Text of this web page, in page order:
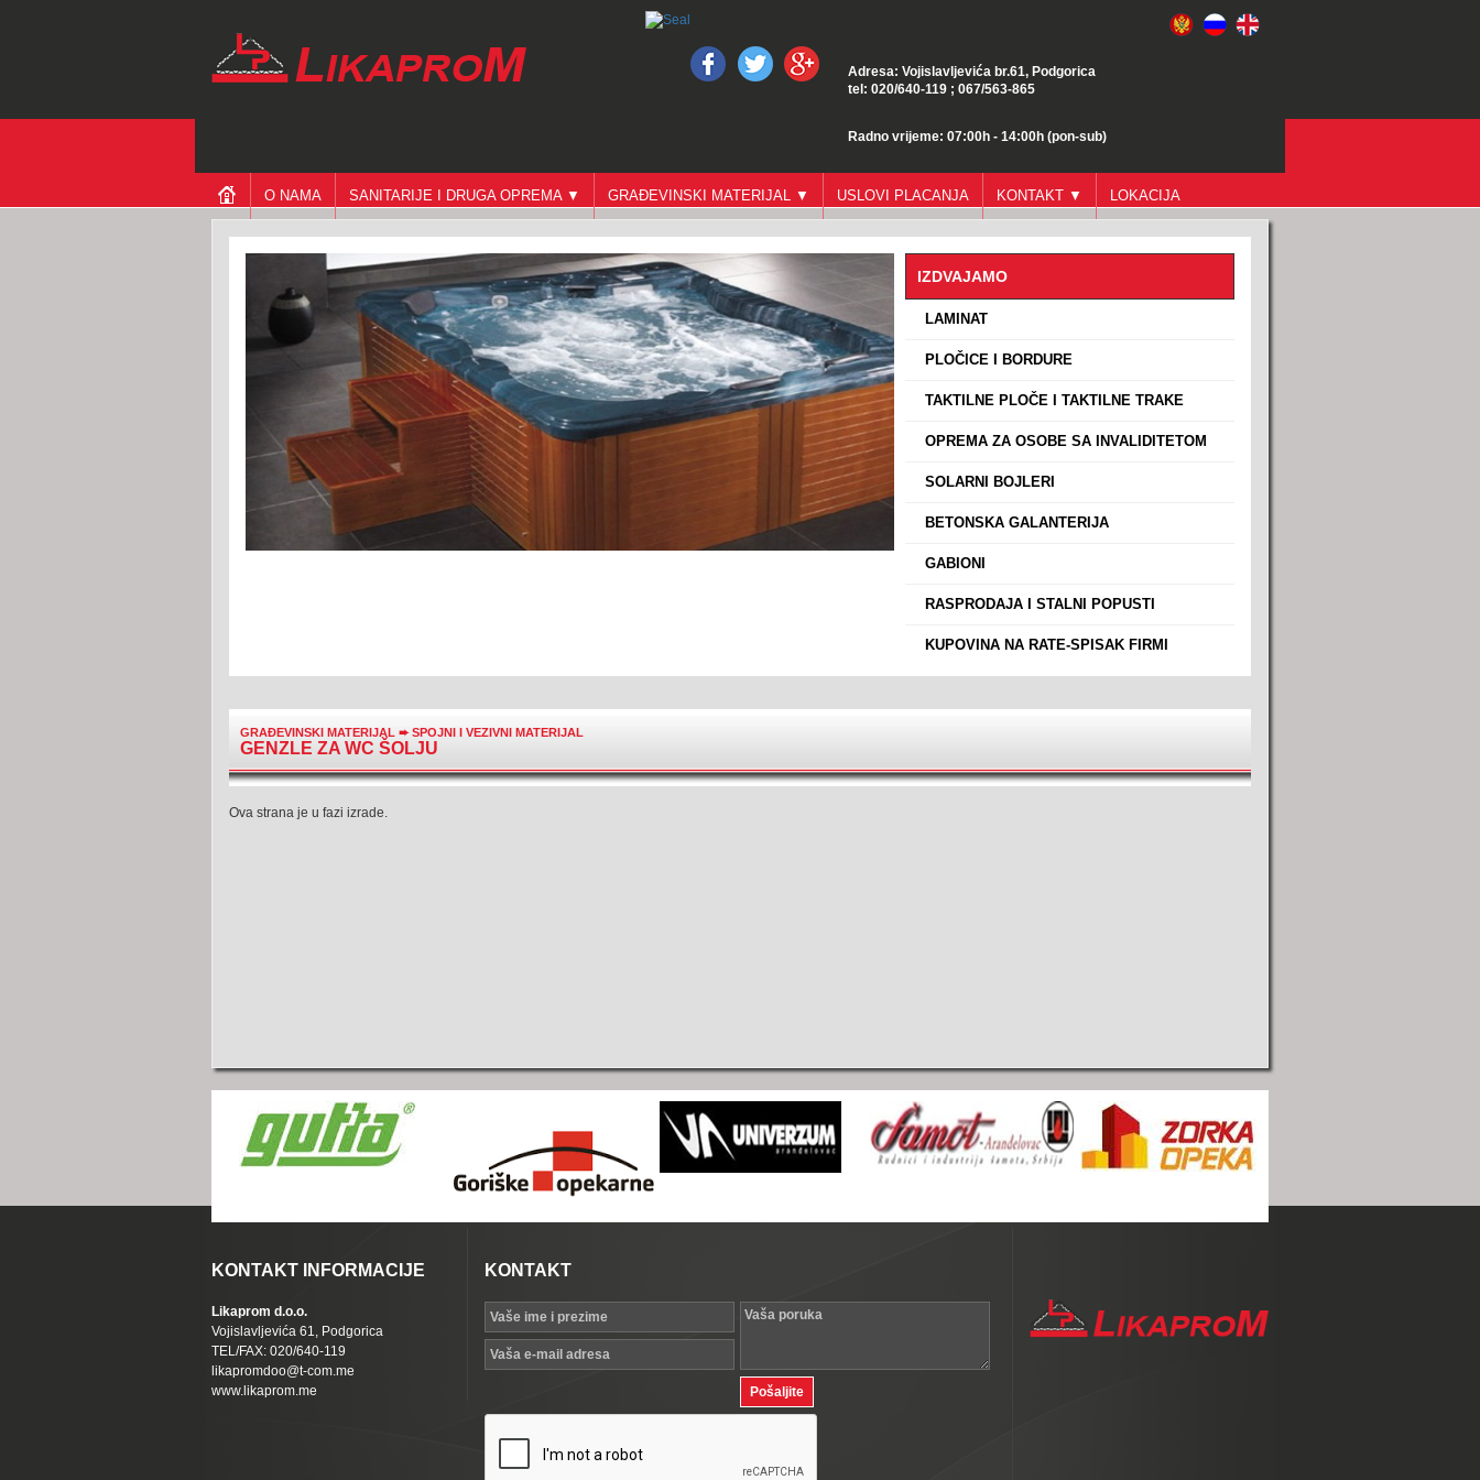
Adresa: Vojislavljevića br.61, Podgorica
tel: 020/640-119 ; 067/563-865
Radno vrijeme: 07:00h - 14:00h (pon-sub)
O NAMA SANITARIJE I DRUGA OPREMA ▼ GRAĐEVINSKI MATERIJAL ▼ USLOVI PLACANJA KONTAKT ▼ LOKACIJA
IZDVAJAMO
LAMINAT
PLOČICE I BORDURE
TAKTILNE PLOČE I TAKTILNE TRAKE
OPREMA ZA OSOBE SA INVALIDITETOM
SOLARNI BOJLERI
BETONSKA GALANTERIJA
GABIONI
RASPRODAJA I STALNI POPUSTI
KUPOVINA NA RATE-SPISAK FIRMI
GRAĐEVINSKI MATERIJAL ➨SPOJNI I VEZIVNI MATERIJAL
GENZLE ZA WC ŠOLJU
Ova strana je u fazi izrade.
KONTAKT INFORMACIJE
Likaprom d.o.o.
Vojislavljevića 61, Podgorica
TEL/FAX: 020/640-119
likapromdoo@t-com.me
www.likaprom.me
KONTAKT